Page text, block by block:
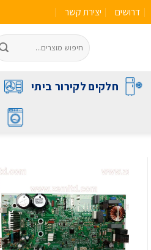
דרושים יצירת קשר
חלקים לקירור ביתי